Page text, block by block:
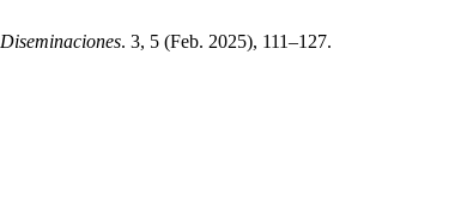
Diseminaciones. 3, 5 (Feb. 2025), 111–127.